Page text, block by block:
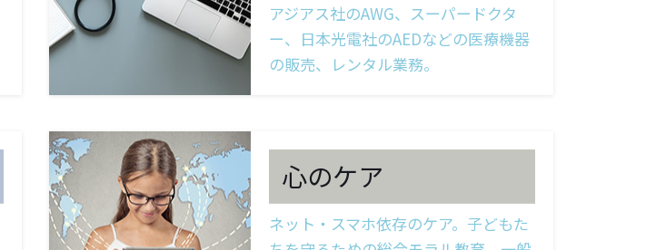
アジアス社のAWG、スーパードクタ
ー、日本光電社のAEDなどの医療機器
の販売、レンタル業務。
心のケア
ネット・スマホ依存のケア。子どもた